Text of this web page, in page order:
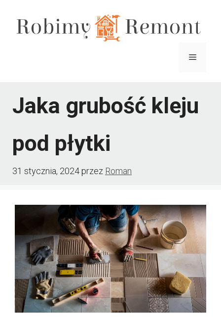
Menu
Jaka grubość kleju
pod płytki
31 stycznia, 2024przez Roman